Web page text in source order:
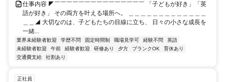
仕事内容 ◤￣￣￣￣￣￣￣￣￣￣￣￣￣￣￣ 「子どもが好き」「英
語が好き」 その両方を叶える場所へ。 ＿＿＿＿＿＿＿＿＿＿＿＿＿
＿＿◢ 大切なのは、子どもたちの目線に立ち、 日々の小さな成長を
一緒...
業界未経験者歓迎 学歴不問 固定時間制 職場見学可 経験不問
英語
未経験者歓迎
午前 経験者歓迎 研修あり 夕方 ブランクOK
育休あり
交通費支給
社割あり
正社員